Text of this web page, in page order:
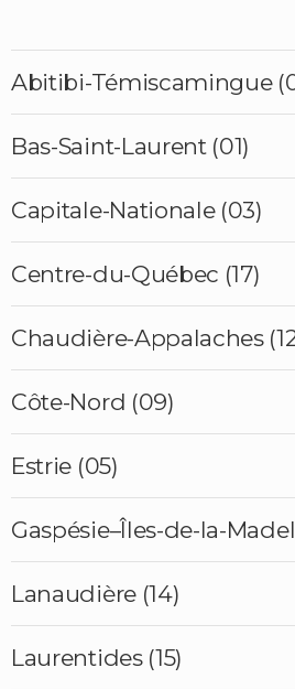
Abitibi-Témiscamingue
Bas-Saint-Laurent (01)
Capitale-Nationale (03)
Centre-du-Québec (17)
Chaudière-Appalaches
Côte-Nord (09)
Estrie (05)
Gaspésie–Îles-de-la-
Lanaudière (14)
Laurentides (15)